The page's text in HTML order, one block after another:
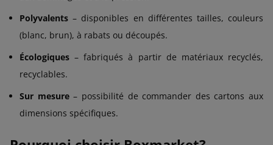
Polyvalents – disponibles en différentes tailles, couleurs
(blanc, brun), à rabats ou découpés.
Écologiques – fabriqués à partir de matériaux recyclés,
recyclables.
Sur mesure– possibilité de commander des cartons aux
dimensions spécifiques.